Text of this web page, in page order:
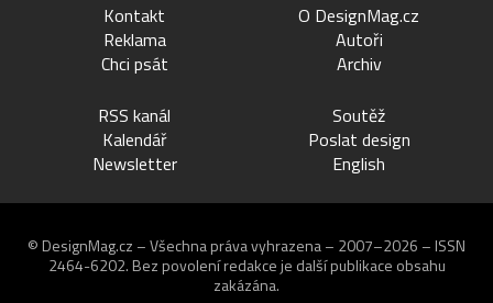
Kontakt
Reklama
Chci psát
O DesignMag.cz
Autoři
Archiv
RSS kanál
Kalendář
Newsletter
Soutěž
Poslat design
English
© DesignMag.cz – Všechna práva vyhrazena – 2007–2026 – ISSN
2464-6202. Bez povolení redakce je další publikace obsahu
zakázána.